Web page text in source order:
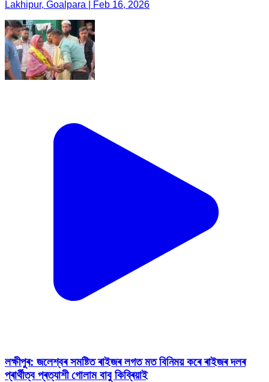
Lakhipur, Goalpara | Feb 16, 2026
লক্ষীপুৰ: জলেশ্বৰ সমষ্টিত ৰাইজৰ লগত মত বিনিময় কৰে ৰাইজৰ দলৰ
প্ৰাৰ্থীত্ব প্ৰত্যাশী গোলাম বাবু কিব্ৰিয়াই